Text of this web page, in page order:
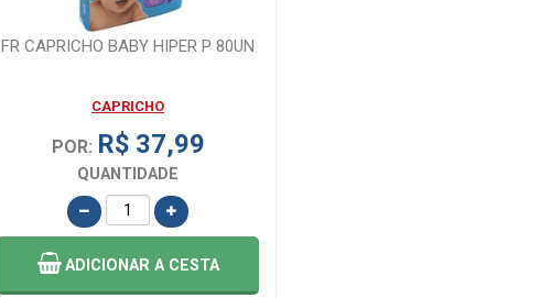
FR CAPRICHO BABY HIPER P 80UN
CAPRICHO
POR: R$ 37,99
QUANTIDADE
ADICIONAR A CESTA